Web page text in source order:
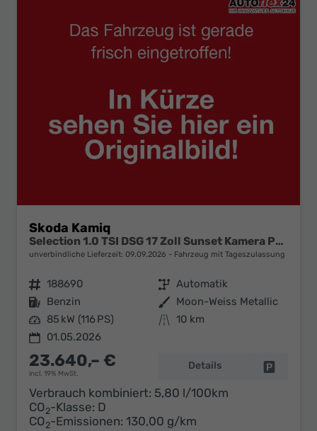
Skoda Kamiq
Selection 1.0 TSI DSG 17 Zoll Sunset Kamera PDC v+h
unverbindliche Lieferzeit: 09.09.2026 Fahrzeug mit Tageszulassung
Fahrzeugnr. 188690 Getriebe Automatik
Kraftstoff Benzin Außenfarbe Moon-Weiss Metallic
Leistung 85 kW (116 PS) Kilometerstand 10 km
01.05.2026
23.640,– €
incl. 19% MwSt.
Details
Verbrauch kombiniert: 5,80 l/100km
CO2-Klasse: D
CO2-Emissionen: 130,00 g/km